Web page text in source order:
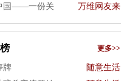
国——一份关 万维网友来
更多>>
牌 随意生活